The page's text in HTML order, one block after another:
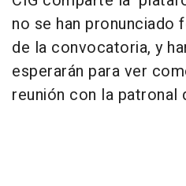
no se han pronunciado
de la convocatoria, y
esperarán para ver
reunión con la